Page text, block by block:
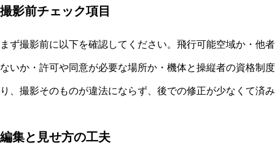
撮影前チェック項目
まず撮影前に以下を確認してください。飛行可能空域か・他
ないか・許可や同意が必要な場所か・機体と操縦者の資格制
り、撮影そのものが違法にならず、後での修正が少なくて済
編集と見せ方の工夫